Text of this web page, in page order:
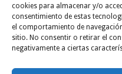
cookies para almacenar y/o
consentimiento de estas
el comportamiento de
sitio. No consentir o retirar el
negativamente a ciertas
Hotel Restaurante